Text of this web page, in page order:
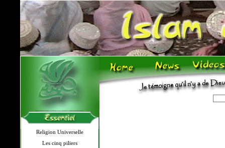
Religion Universelle
Les cinq piliers